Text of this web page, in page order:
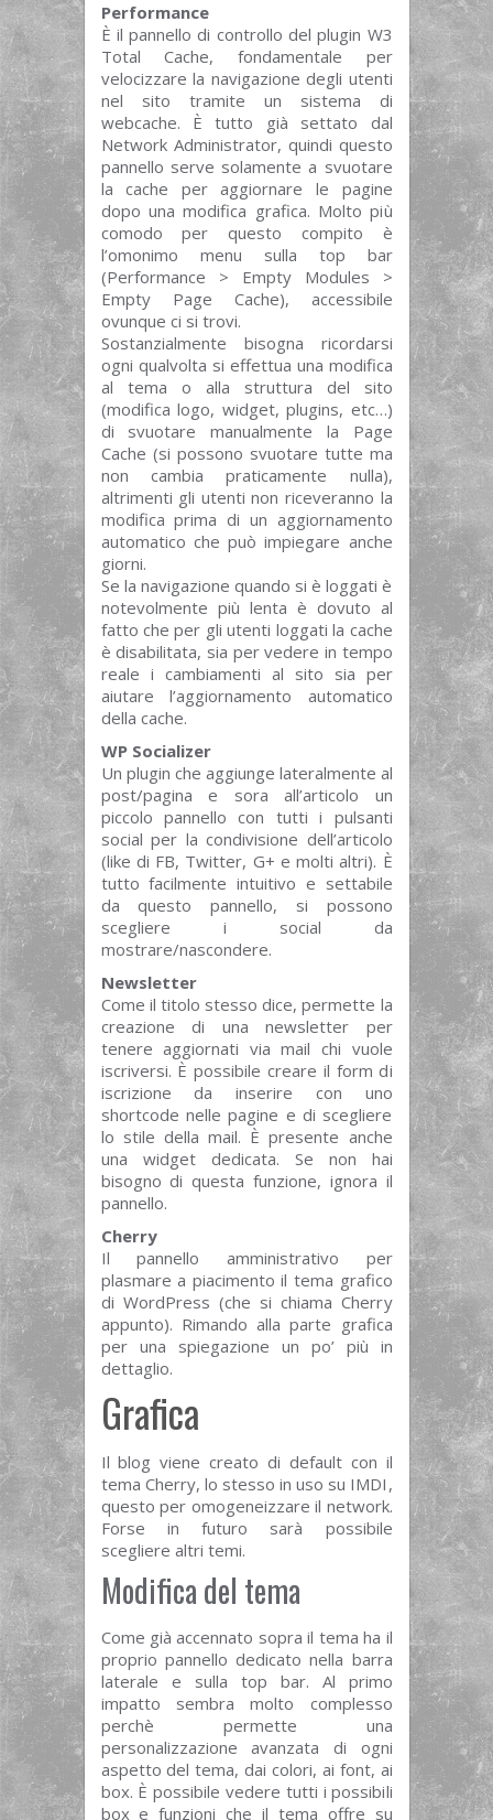
Performance
È il pannello di controllo del plugin W3
Total Cache, fondamentale per
velocizzare la navigazione degli utenti
nel sito tramite un sistema di
webcache. È tutto già settato dal
Network Administrator, quindi questo
pannello serve solamente a svuotare
la cache per aggiornare le pagine
dopo una modifica grafica. Molto più
comodo per questo compito è
l’omonimo menu sulla top bar
(Performance > Empty Modules >
Empty Page Cache), accessibile
ovunque ci si trovi.
Sostanzialmente bisogna ricordarsi
ogni qualvolta si effettua una modifica
al tema o alla struttura del sito
(modifica logo, widget, plugins, etc…)
di svuotare manualmente la Page
Cache (si possono svuotare tutte ma
non cambia praticamente nulla),
altrimenti gli utenti non riceveranno la
modifica prima di un aggiornamento
automatico che può impiegare anche
giorni.
Se la navigazione quando si è loggati è
notevolmente più lenta è dovuto al
fatto che per gli utenti loggati la cache
è disabilitata, sia per vedere in tempo
reale i cambiamenti al sito sia per
aiutare l’aggiornamento automatico
della cache.
WP Socializer
Un plugin che aggiunge lateralmente al
post/pagina e sora all’articolo un
piccolo pannello con tutti i pulsanti
social per la condivisione dell’articolo
(like di FB, Twitter, G+ e molti altri). È
tutto facilmente intuitivo e settabile
da questo pannello, si possono
scegliere i social da
mostrare/nascondere.
Newsletter
Come il titolo stesso dice, permette la
creazione di una newsletter per
tenere aggiornati via mail chi vuole
iscriversi. È possibile creare il form di
iscrizione da inserire con uno
shortcode nelle pagine e di scegliere
lo stile della mail. È presente anche
una widget dedicata. Se non hai
bisogno di questa funzione, ignora il
pannello.
Cherry
Il pannello amministrativo per
plasmare a piacimento il tema grafico
di WordPress (che si chiama Cherry
appunto). Rimando alla parte grafica
per una spiegazione un po’ più in
dettaglio.
Grafica
Il blog viene creato di default con il
tema Cherry, lo stesso in uso su IMDI,
questo per omogeneizzare il network.
Forse in futuro sarà possibile
scegliere altri temi.
Modifica del tema
Come già accennato sopra il tema ha il
proprio pannello dedicato nella barra
laterale e sulla top bar. Al primo
impatto sembra molto complesso
perchè permette una
personalizzazione avanzata di ogni
aspetto del tema, dai colori, ai font, ai
box. È possibile vedere tutti i possibili
box e funzioni che il tema offre su